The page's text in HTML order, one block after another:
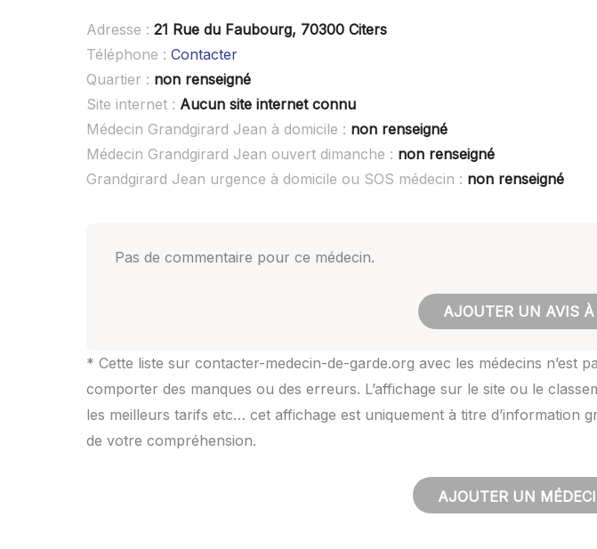
Adresse : 21 Rue du Faubourg, 70300 Citers
Téléphone : Contacter
Quartier : non renseigné
Site internet : Aucun site internet connu
Médecin Grandgirard Jean à domicile : non renseigné
Médecin Grandgirard Jean ouvert dimanche : non renseigné
Grandgirard Jean urgence à domicile ou SOS médecin : non renseigné
Pas de commentaire pour ce médecin.
AJOUTER UN AVIS
* Cette liste sur contacter-medecin-de-garde.org avec les médecins n’est
comporter des manques ou des erreurs. L’affichage sur le site ou le
les meilleurs tarifs etc… cet affichage est uniquement à titre d’information
de votre compréhension.
AJOUTER UN